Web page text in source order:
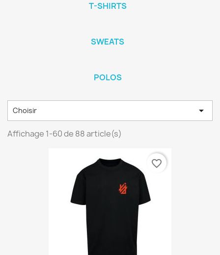
T-SHIRTS
SWEATS
POLOS
Choisir 
Affichage 1-60 de 88 article(s)
favorite_border